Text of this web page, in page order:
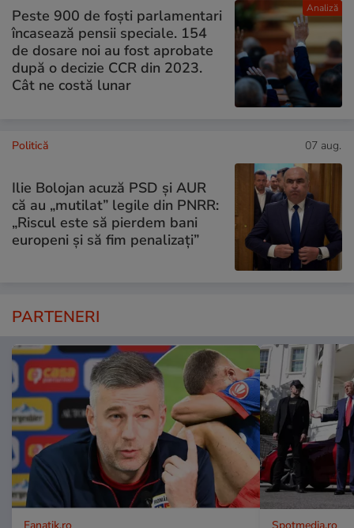
Analiză
Peste 900 de foști parlamentari
încasează pensii speciale. 154
de dosare noi au fost aprobate
după o decizie CCR din 2023.
Cât ne costă lunar
Politică 07 aug.
Ilie Bolojan acuză PSD și AUR
că au „mutilat” legile din PNRR:
„Riscul este să pierdem bani
europeni și să fim penalizați”
PARTENERI